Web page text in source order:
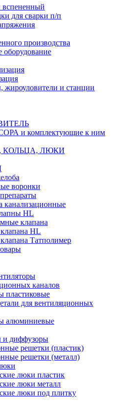
вспененный
для сварки п/п
производства
жироуловители и станции
и комплектующие к ним
КОЛЬЦА, ЛЮКИ
воронки
канализационные
HL
клапана
HL
Татполимер
каналов
пластиковые
для вентиляционных
алюминиевые
и диффузоры
решетки (пластик)
решетки (металл)
люки пластик
люки металл
люки под плитку